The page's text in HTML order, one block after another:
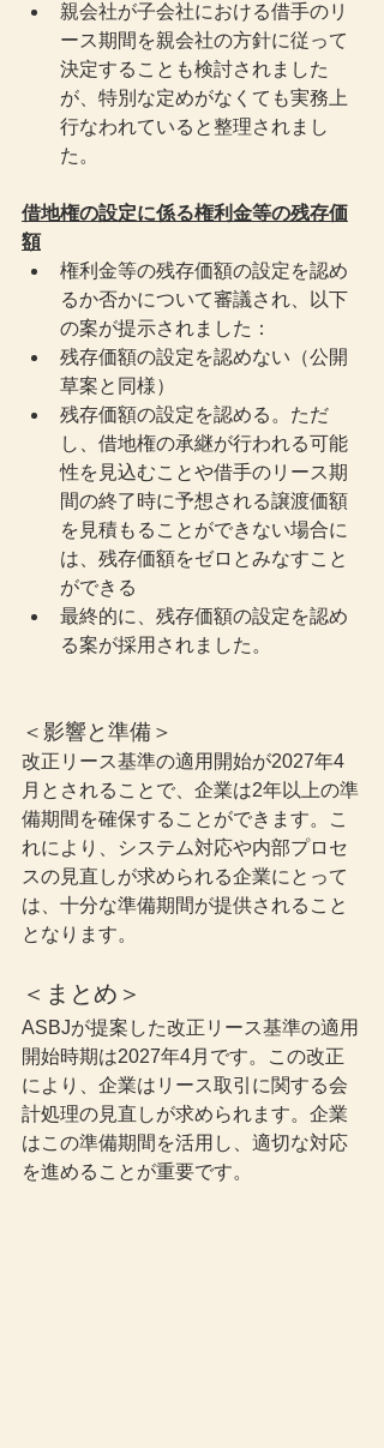
親会社が子会社における借手のリ
ース期間を親会社の方針に従って
決定することも検討されました
が、特別な定めがなくても実務上
行なわれていると整理されまし
た。
借地権の設定に係る権利金等の残存価
額
権利金等の残存価額の設定を認め
るか否かについて審議され、以下
の案が提示されました：
残存価額の設定を認めない（公開
草案と同様）
残存価額の設定を認める。ただ
し、借地権の承継が行われる可能
性を見込むことや借手のリース期
間の終了時に予想される譲渡価額
を見積もることができない場合に
は、残存価額をゼロとみなすこと
ができる
最終的に、残存価額の設定を認め
る案が採用されました。
＜影響と準備＞
改正リース基準の適用開始が2027年4
月とされることで、企業は2年以上の準
備期間を確保することができます。こ
れにより、システム対応や内部プロセ
スの見直しが求められる企業にとって
は、十分な準備期間が提供されること
となります。
＜まとめ＞
ASBJが提案した改正リース基準の適用
開始時期は2027年4月です。この改正
により、企業はリース取引に関する会
計処理の見直しが求められます。企業
はこの準備期間を活用し、適切な対応
を進めることが重要です。